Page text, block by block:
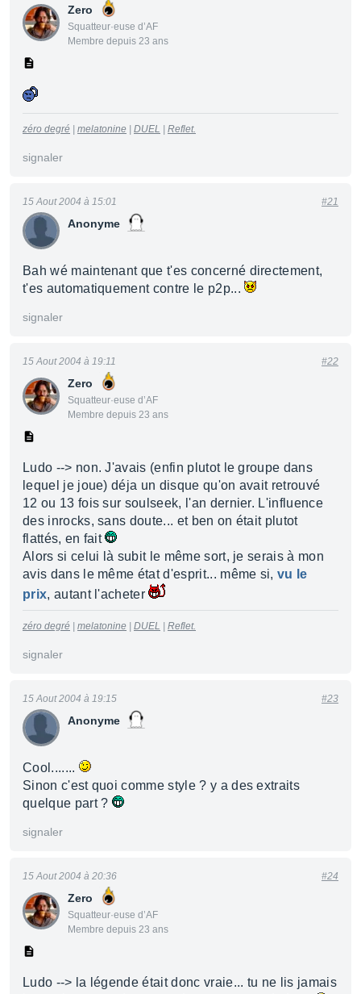
Zero
Squatteur·euse d’AF
Membre depuis 23 ans
zéro degré melatonine DUEL Reflet.
signaler
Anonyme
15 Aout 2004 à 15:01 #21
Bah wé maintenant que t'es concerné directement,
t'es automatiquement contre le p2p...
signaler
Zero
Squatteur·euse d’AF
Membre depuis 23 ans
15 Aout 2004 à 19:11 #22
Ludo --> non. J'avais (enfin plutot le groupe dans
lequel je joue) déja un disque qu'on avait retrouvé
12 ou 13 fois sur soulseek, l'an dernier. L'influence
des inrocks, sans doute... et ben on était plutot
flattés, en fait
Alors si celui là subit le même sort, je serais à mon
avis dans le même état d'esprit... même si,vu le
prix, autant l'acheter
zéro degré melatonine DUEL Reflet.
signaler
Anonyme
15 Aout 2004 à 19:15 #23
Cool.......
Sinon c'est quoi comme style ? y a des extraits
quelque part ?
signaler
Zero
Squatteur·euse d’AF
Membre depuis 23 ans
15 Aout 2004 à 20:36 #24
Ludo --> la légende était donc vraie... tu ne lis jamais